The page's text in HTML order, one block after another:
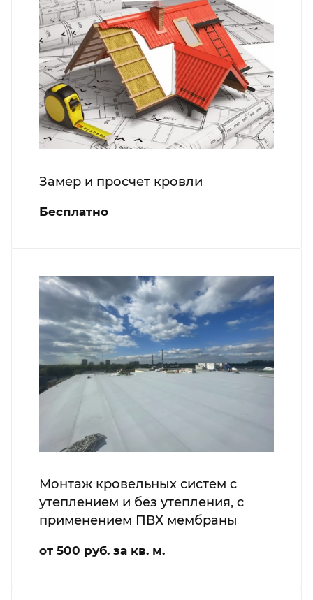
Замер и просчет кровли
Бесплатно
Монтаж кровельных систем с
утеплением и без утепления, с
применением ПВХ мембраны
от 500 руб. за кв. м.